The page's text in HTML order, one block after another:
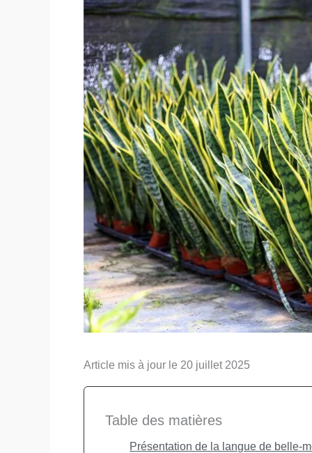
Article mis à jour le 20 juillet 2025
Table des matières
Présentation de la langue de belle-